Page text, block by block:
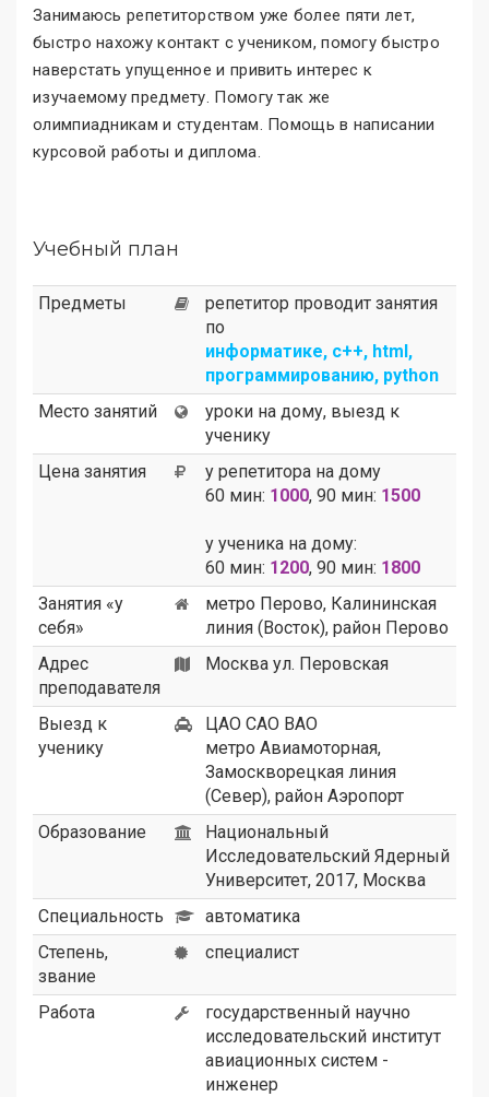
Занимаюсь репетиторством уже более пяти лет,
быстро нахожу контакт с учеником, помогу быстро
наверстать упущенное и привить интерес к
изучаемому предмету. Помогу так же
олимпиадникам и студентам. Помощь в написании
курсовой работы и диплома.
Учебный план
Предметы
репетитор проводит занятия
по
информатике, c++, html,
программированию, python
Место занятий
уроки на дому, выезд к
ученику
Цена занятия
у репетитора на дому
60 мин: 1000, 90 мин: 1500
у ученика на дому:
60 мин: 1200, 90 мин: 1800
Занятия «у
себя»
метро Перово, Калининская
линия (Восток), район Перово
Адрес
преподавателя
Москва ул. Перовская
Выезд к
ученику
ЦАО САО ВАО
метро Авиамоторная,
Замоскворецкая линия
(Север), район Аэропорт
Образование
Национальный
Исследовательский Ядерный
Университет, 2017, Москва
Специальность
автоматика
Степень,
звание
специалист
Работа
государственный научно
исследовательский институт
авиационных систем -
инженер